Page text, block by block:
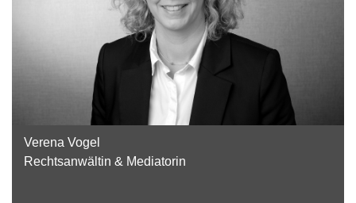
Verena Vogel
Rechtsanwältin & Mediatorin